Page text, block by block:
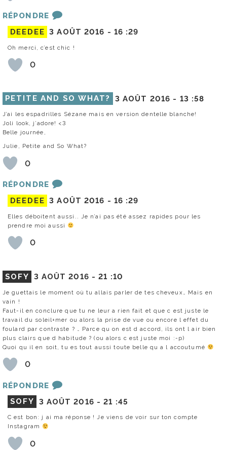
RÉPONDRE
DEEDEE 3 AOÛT 2016 - 16 :29
Oh merci, c’est chic !
0
PETITE AND SO WHAT? 3 AOÛT 2016 - 13 :58
J’ai les espadrilles Sézane mais en version dentelle blanche!
Joli look, j’adore! <3
Belle journée,
Julie, Petite and So What?
0
RÉPONDRE
DEEDEE 3 AOÛT 2016 - 16 :29
Elles déboitent aussi.. Je n’ai pas été assez rapides pour les
prendre moi aussi
0
SOFY 3 AOÛT 2016 -21 :10
Je guettais le moment où tu allais parler de tes cheveux… Mais en
vain !
Faut-il en conclure que tu ne leur a rien fait et que c est juste le
travail du soleil+mer ou alors la prise de vue ou encore l effet du
foulard par contraste ? … Parce qu on est d accord, ils ont l air bien
plus clairs que d habitude ? (ou alors c est juste moi :-p)
Quoi qu il en soit, tu es tout aussi toute belle qu a l accoutumé
0
RÉPONDRE
SOFY
3 AOÛT 2016 -21 :45
C est bon: j ai ma réponse ! Je viens de voir sur ton compte
Instagram
0